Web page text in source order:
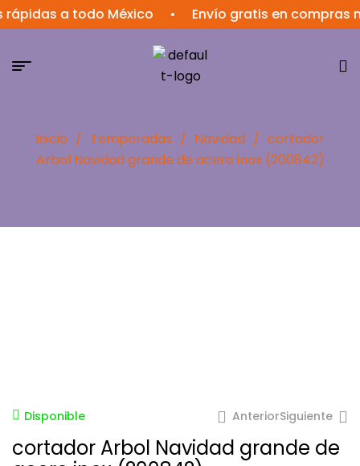
a todo México • Envío gratis en compras
Inicio / Temporadas / Navidad / cortador
Arbol Navidad grande de acero inox (200842)
Disponible AnteriorSiguiente
cortador Arbol Navidad grande de